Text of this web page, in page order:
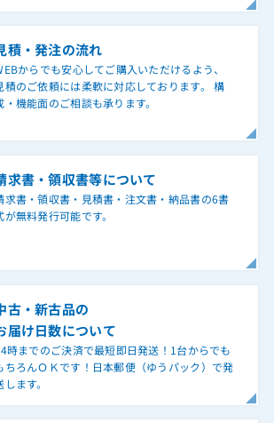
積・発注の流れ
からでも安心してご購入いただけるよう、
積のご依頼には柔軟に対応しております。 構
・機能面のご相談も承ります。
求書・領収書等について
求書・領収書・見積書・注文書・納品書の6書
が無料発行可能です。
古・新古品の
届け日数について
時までのご決済で最短即日発送！1台からでも
ちろんＯＫです！日本郵便（ゆうパック）で発
します。